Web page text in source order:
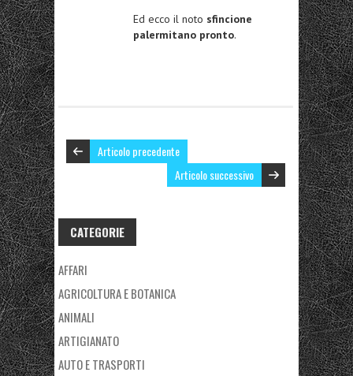
Ed ecco il noto sfincione
palermitano pronto.
Articolo precedente
Articolo successivo
CATEGORIE
AFFARI
AGRICOLTURA E BOTANICA
ANIMALI
ARTIGIANATO
AUTO E TRASPORTI